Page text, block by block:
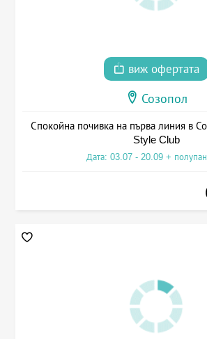
виж офертата
Созопол
Спокойна почивка на първа линия в
Style Club
Дата: 03.07 - 20.09 +